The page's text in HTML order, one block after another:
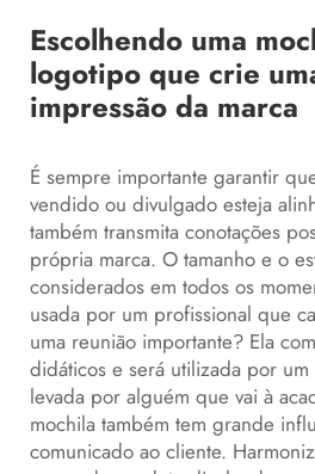
Escolhendo uma
logotipo que crie
impressão da marca
É sempre importante garantir
vendido ou divulgado esteja
também transmita conotações
própria marca. O tamanho e o
considerados em todos os
usada por um profissional que
uma reunião importante? Ela
didáticos e será utilizada por um
levada por alguém que vai à
mochila também tem grande
comunicado ao cliente.